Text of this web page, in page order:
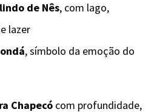
de Nês, com lago,
lazer
, símbolo da emoção do
Chapecó com profundidade,